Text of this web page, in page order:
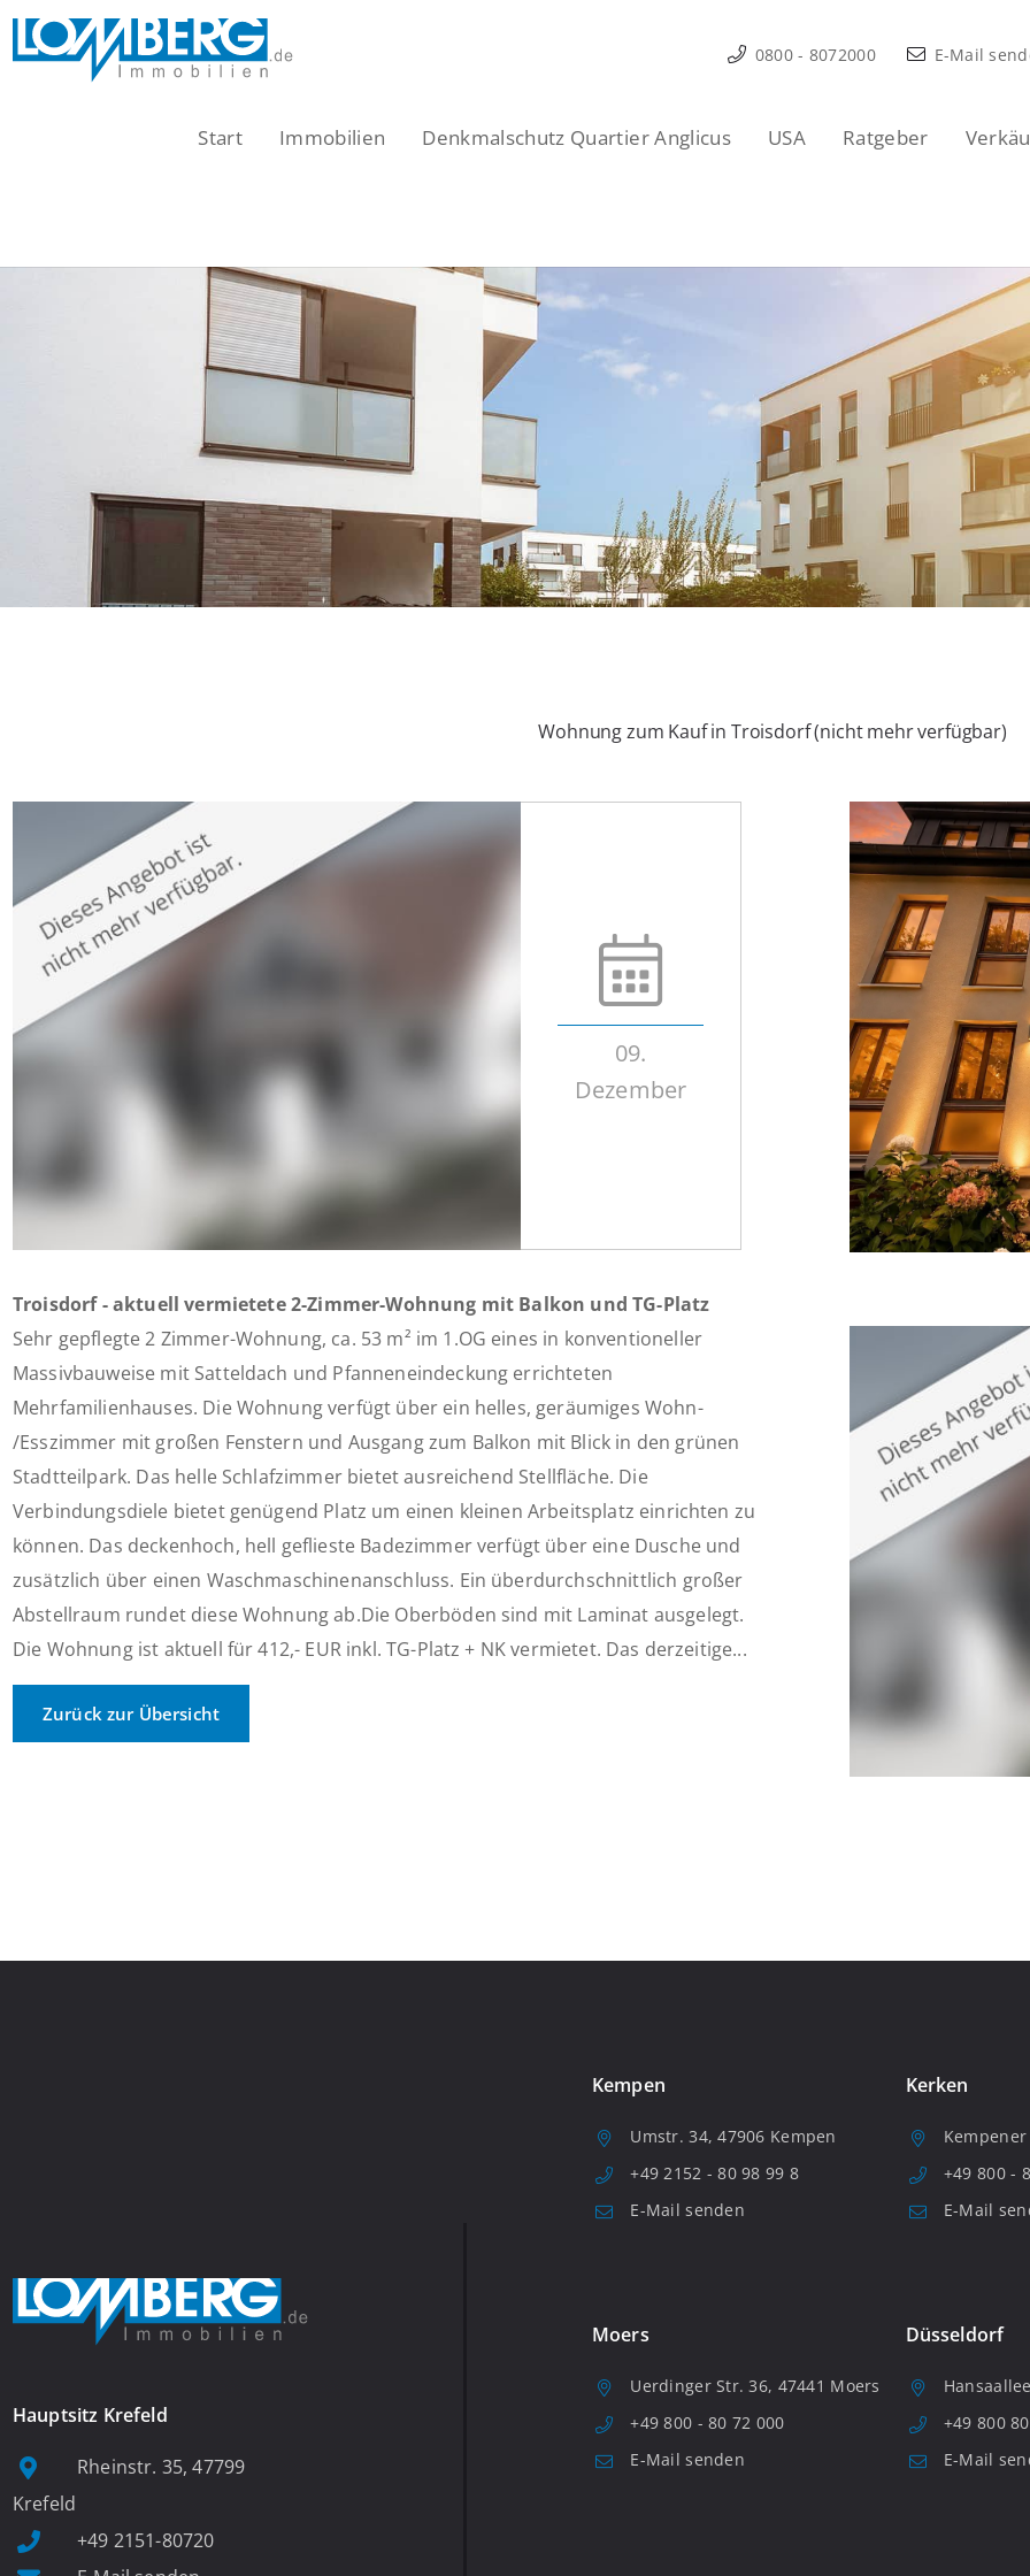
Zum
Inhalt
0800 - 8072000 E-Mail
Start Immobilien Denkmalschutz Quartier Anglicus USA Ratgeber
Wohnung zum Kauf in Troisdorf (nicht mehr verfügbar)
09.
Dezember
Troisdorf - aktuell vermietete 2-Zimmer-Wohnung mit Balkon und TG-Platz
Sehr gepflegte 2 Zimmer-Wohnung, ca. 53 m² im 1.OG eines in konventioneller
Massivbauweise mit Satteldach und Pfanneneindeckung errichteten
Mehrfamilienhauses. Die Wohnung verfügt über ein helles, geräumiges Wohn-
/Esszimmer mit großen Fenstern und Ausgang zum Balkon mit Blick in den grünen
Stadtteilpark. Das helle Schlafzimmer bietet ausreichend Stellfläche. Die
Verbindungsdiele bietet genügend Platz um einen kleinen Arbeitsplatz einrichten zu
können. Das deckenhoch, hell geflieste Badezimmer verfügt über eine Dusche und
zusätzlich über einen Waschmaschinenanschluss. Ein überdurchschnittlich großer
Abstellraum rundet diese Wohnung ab.Die Oberböden sind mit Laminat ausgelegt.
Die Wohnung ist aktuell für 412,- EUR inkl. TG-Platz + NK vermietet. Das derzeitige...
Zurück zur Übersicht
Hauptsitz Krefeld
Rheinstr. 35, 47799
Krefeld
+49 2151-80720
Kempen
Umstr. 34, 47906 Kempen
+49 2152 - 80 98 99 8
E-Mail senden
Kerken
+49 800 -
E-Mail
Moers
Uerdinger Str. 36, 47441 Moers
+49 800 - 80 72 000
E-Mail senden
Düsseldorf
+49 800
E-Mail